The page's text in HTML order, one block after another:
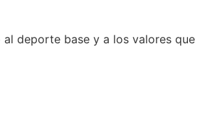
deporte base y a los valores que